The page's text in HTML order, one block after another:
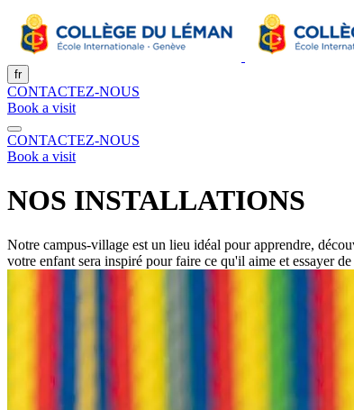
fr
CONTACTEZ-NOUS
Book a visit
CONTACTEZ-NOUS
Book a visit
NOS INSTALLATIONS
Notre ​​campus-village est un lieu idéal pour apprendre,
votre enfant sera inspiré pour faire ce qu'il aime et essayer